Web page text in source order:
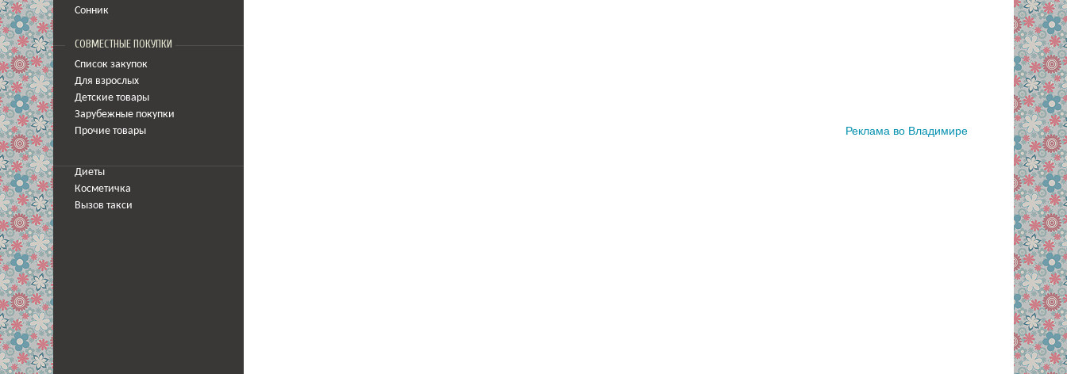
Сонник
СОВМЕСТНЫЕ ПОКУПКИ
Список закупок
Для взрослых
Детские товары
Зарубежные покупки
Прочие товары
Диеты
Косметичка
Вызов такси
Реклама во Владимире